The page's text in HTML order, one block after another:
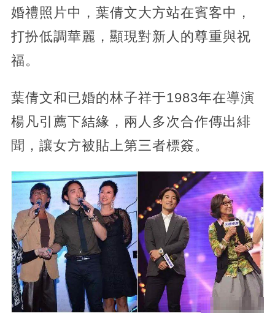
婚禮照片中，葉倩文大方站在賓客中，
打扮低調華麗，顯現對新人的尊重與祝
福。
葉倩文和已婚的林子祥于1983年在導演
楊凡引薦下結緣，兩人多次合作傳出緋
聞，讓女方被貼上第三者標簽。